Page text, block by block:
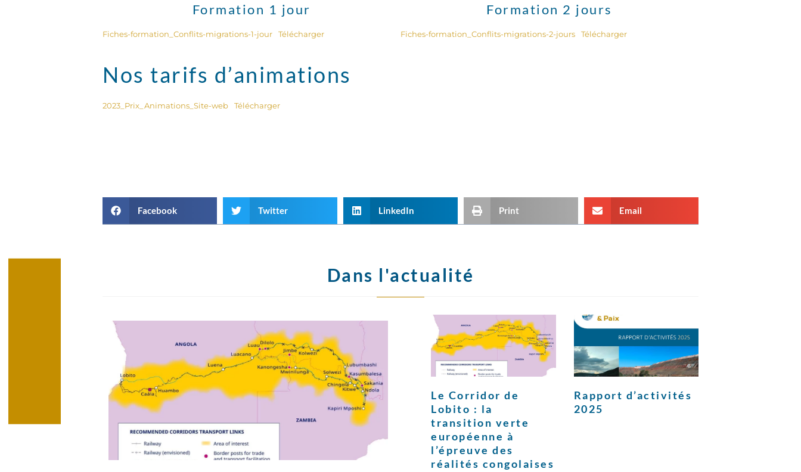
Formation 1 jour
Fiches-formation_Conflits-migrations-1-jour Télécharger
Formation 2 jours
Fiches-formation_Conflits-migrations-2-jours Télécharger
Nos tarifs d’animations
2023_Prix_Animations_Site-web Télécharger
Facebook Twitter LinkedIn Print Email
Dans l'actualité
Le Corridor de
Lobito : la
transition verte
européenne à
l’épreuve des
réalités congolaises
Rapport d’activités
2025